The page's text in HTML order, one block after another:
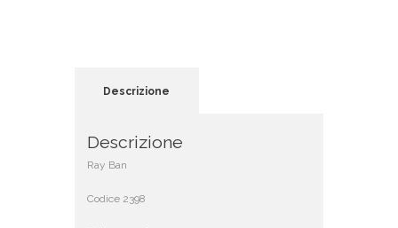
Descrizione
Descrizione
Ray Ban
Codice 2398